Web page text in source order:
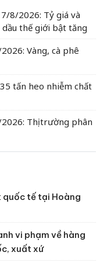
8/2026: Tỷ giá và
thế giới bật tăng
Vàng, cà phê
tấn heo nhiễm chất
Thị trường phân
quốc tế tại Hoàng
vi phạm về hàng
xuất xứ